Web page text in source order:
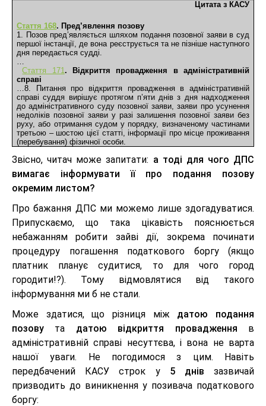
Цитата з КАСУ
Стаття 168. Пред’явлення позову
1. Позов пред’являється шляхом подання позовної заяви в суд
першої інстанції, де вона реєструється та не пізніше наступного
дня передається судді.
…
Стаття 171. Відкриття провадження в адміністративній
справі
…8. Питання про відкриття провадження в адміністративній
справі суддя вирішує протягом п’яти днів з дня надходження
до адміністративного суду позовної заяви, заяви про усунення
недоліків позовної заяви у разі залишення позовної заяви без
руху, або отримання судом у порядку, визначеному частинами
третьою – шостою цієї статті, інформації про місце проживання
(перебування) фізичної особи.
Звісно, читач може запитати: а тоді для чого ДПС
вимагає інформувати її про подання позову
окремим листом?
Про бажання ДПС ми можемо лише здогадуватися.
Припускаємо, що така цікавість пояснюється
небажанням робити зайві дії, зокрема починати
процедуру погашення податкового боргу (якщо
платник планує судитися, то для чого город
городити!?). Тому відмовлятися від такого
інформування ми б не стали.
Може здатися, що різниця між датою подання
позову та датою відкриття провадження в
адміністративній справі несуттєва, і вона не варта
нашої уваги. Не погодимося з цим. Навіть
передбачений КАСУ строк у 5 днів зазвичай
призводить до виникнення у позивача податкового
боргу: